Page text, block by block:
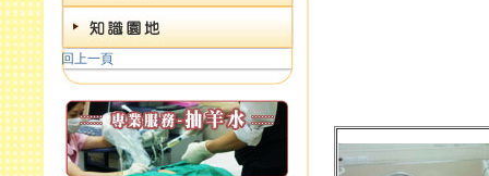
回上一頁